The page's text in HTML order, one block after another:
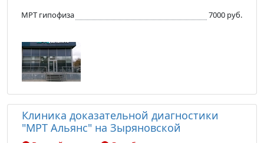
МРТ гипофиза 7000 руб.
Клиника доказательной диагностики
"МРТ Альянс" на Зыряновской